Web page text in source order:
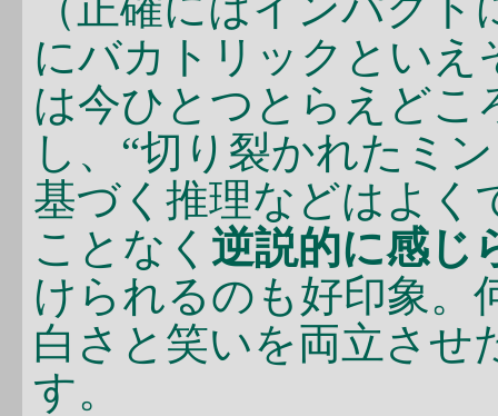
にバカトリックといえ
は今ひとつとらえどこ
し、“切り裂かれたミ
基づく推理などはよく
ことなく 逆説的に感じ
けられるのも好印象。
白さと笑いを両立させ
す。